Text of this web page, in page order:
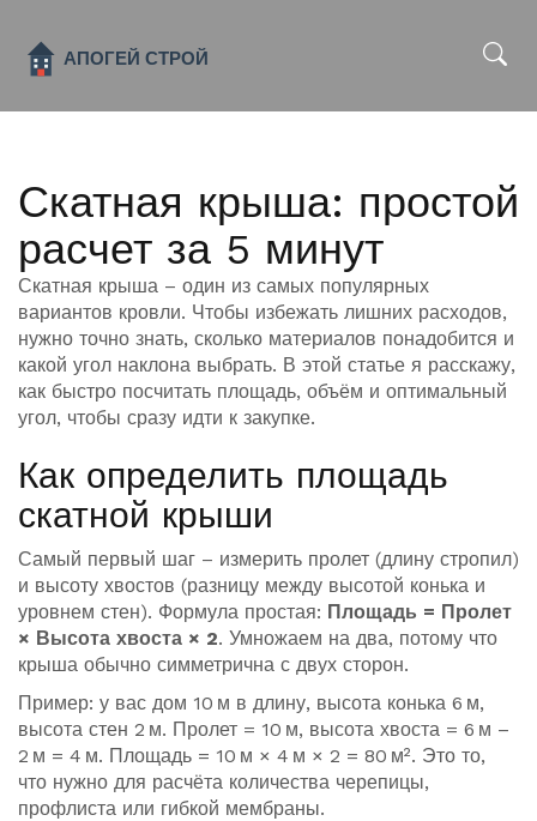
Скатная крыша: простой
расчет за 5 минут
Скатная крыша – один из самых популярных
вариантов кровли. Чтобы избежать лишних расходов,
нужно точно знать, сколько материалов понадобится и
какой угол наклона выбрать. В этой статье я расскажу,
как быстро посчитать площадь, объём и оптимальный
угол, чтобы сразу идти к закупке.
Как определить площадь
скатной крыши
Самый первый шаг – измерить пролет (длину стропил)
и высоту хвостов (разницу между высотой конька и
уровнем стен). Формула простая: Площадь = Пролет
× Высота хвоста × 2. Умножаем на два, потому что
крыша обычно симметрична с двух сторон.
Пример: у вас дом 10 м в длину, высота конька 6 м,
высота стен 2 м. Пролет = 10 м, высота хвоста = 6 м –
2 м = 4 м. Площадь = 10 м × 4 м × 2 = 80 м². Это то,
что нужно для расчёта количества черепицы,
профлиста или гибкой мембраны.